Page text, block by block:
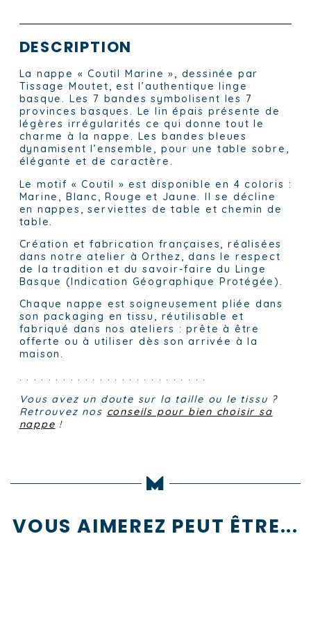
DESCRIPTION
La nappe « Coutil Marine », dessinée par
Tissage Moutet, est l’authentique linge
basque. Les 7 bandes symbolisent les 7
provinces basques. Le lin épais présente de
légères irrégularités ce qui donne tout le
charme à la nappe. Les bandes bleues
dynamisent l’ensemble, pour une table sobre,
élégante et de caractère.
Le motif « Coutil » est disponible en 4 coloris :
Marine, Blanc, Rouge et Jaune. Il se décline
en nappes, serviettes de table et chemin de
table.
Création et fabrication françaises, réalisées
dans notre atelier à Orthez, dans le respect
de la tradition et du savoir-faire du Linge
Basque (Indication Géographique Protégée).
Chaque nappe est soigneusement pliée dans
son packaging en tissu, réutilisable et
fabriqué dans nos ateliers : prête à être
offerte ou à utiliser dès son arrivée à la
maison.
Vous avez un doute sur la taille ou le tissu ?
Retrouvez nos conseils pour bien choisir sa
nappe !
VOUS AIMEREZ PEUT ÊTRE...